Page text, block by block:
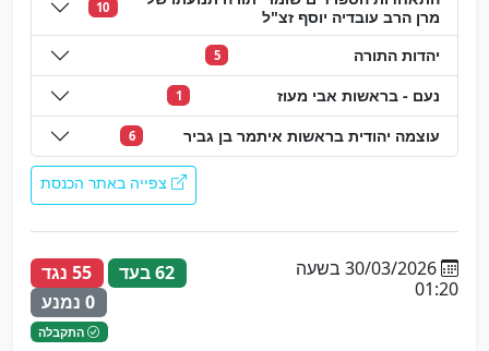
מרן הרב עובדיה יוסף זצ"ל
10
יהדות התורה 5
נעם - בראשות אבי מעוז 1
עוצמה יהודית בראשות איתמר בן גביר 6
צפייה באתר הכנסת
30/03/2026 בשעה
01:20
62 בעד
55 נגד
0 נמנע
התקבלה